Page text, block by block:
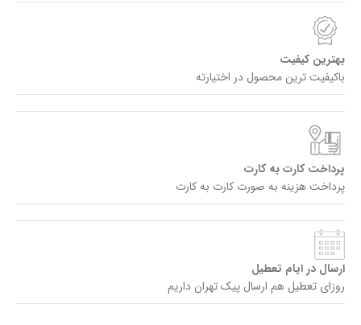
بهترین کیفیت
باکیفیت ترین محصول در اختیارته
پرداخت کارت به کارت
پرداخت هزینه به صورت کارت به کارت
ارسال در ایام تعطیل
روزای تعطیل هم ارسال پیک تهران داریم